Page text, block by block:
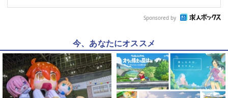
Sponsored by
今、あなたにオススメ